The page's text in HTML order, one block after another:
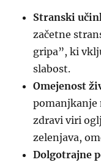
Stranski
začetne
gripa”, ki
slabost.
Omejenost
pomanjkanje
zdravi viri
zelenjava,
Dolgotrajne